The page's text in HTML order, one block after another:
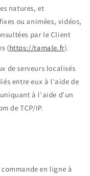
natures, et
ou animées, vidéos,
par le Client
(https://tamale.fr).
de serveurs localisés
entre eux à l'aide de
à l'aide d'un
de TCP/IP.
en ligne à